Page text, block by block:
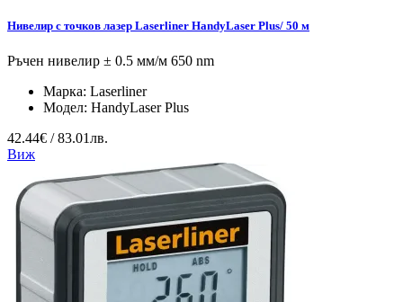
Нивелир с точков лазер Laserliner HandyLaser Plus/ 50 м
Ръчен нивелир ± 0.5 мм/м 650 nm
Марка: Laserliner
Модел: HandyLaser Plus
42.44€ / 83.01лв.
Виж